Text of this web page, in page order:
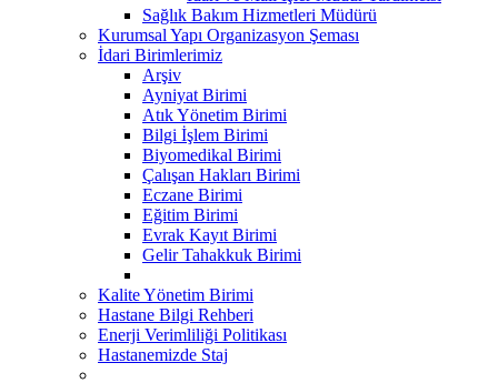
Sağlık Bakım Hizmetleri Müdürü
Kurumsal Yapı Organizasyon Şeması
İdari Birimlerimiz
Arşiv
Ayniyat Birimi
Atık Yönetim Birimi
Bilgi İşlem Birimi
Biyomedikal Birimi
Çalışan Hakları Birimi
Eczane Birimi
Eğitim Birimi
Evrak Kayıt Birimi
Gelir Tahakkuk Birimi
Kalite Yönetim Birimi
Hastane Bilgi Rehberi
Enerji Verimliliği Politikası
Hastanemizde Staj